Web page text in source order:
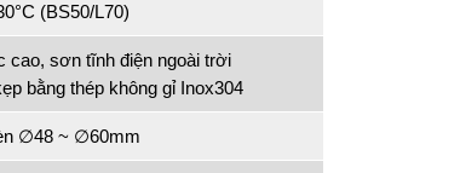
(BS50/L70)
cao, sơn tĩnh điện ngoài trời
bằng thép không gỉ Inox304
∅48 ~ ∅60mm